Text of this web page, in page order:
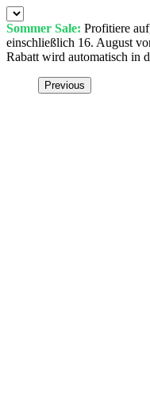
Sommer Sale: Profitiere
einschließlich 16. August
Rabatt wird automatisch in
Previous